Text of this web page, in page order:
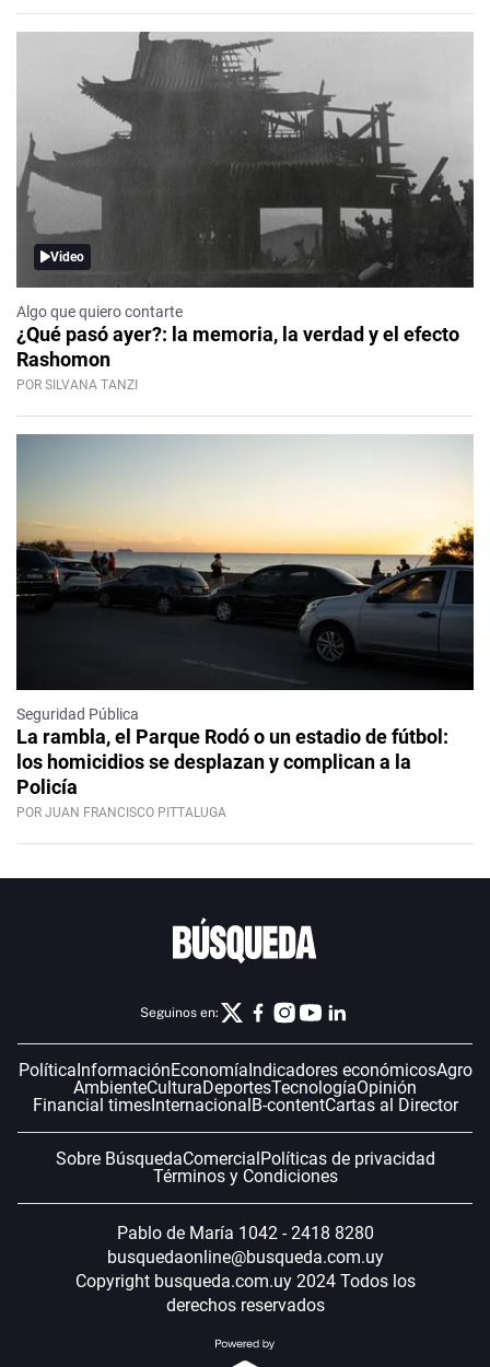
Video
Algo que quiero contarte
¿Qué pasó ayer?: la memoria, la verdad y el efecto
Rashomon
POR SILVANA TANZI
Seguridad Pública
La rambla, el Parque Rodó o un estadio de fútbol:
los homicidios se desplazan y complican a la
Policía
POR JUAN FRANCISCO PITTALUGA
Seguinos en:
PolíticaInformaciónEconomíaIndicadores económicosAgro
AmbienteCulturaDeportesTecnologíaOpinión
Financial timesInternacionalB-contentCartas al Director
Sobre BúsquedaComercialPolíticas de privacidad
Términos y Condiciones
Pablo de María 1042 - 2418 8280
busquedaonline@busqueda.com.uy
Copyright busqueda.com.uy 2024 Todos los
derechos reservados